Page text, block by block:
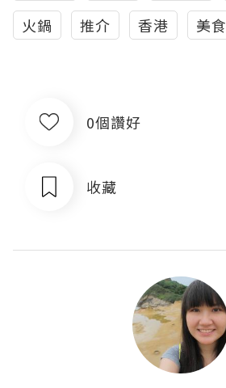
火鍋
推介 香港 美食
0個讚好
收藏